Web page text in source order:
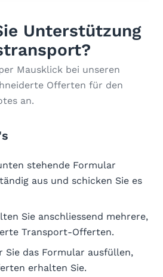
Unterstützung
Mausklick bei unseren
Offerten für den
an.
stehende Formular
aus und schicken Sie es
Sie anschliessend mehrere,
Transport-Offerten.
Sie das Formular ausfüllen,
erhalten Sie.